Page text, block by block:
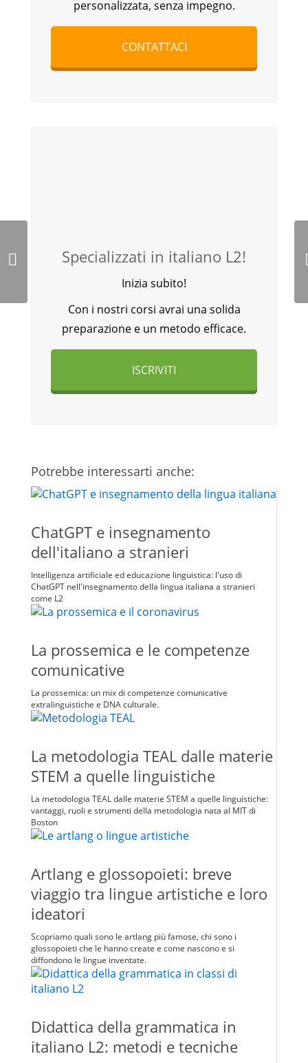
personalizzata, senza impegno.
CONTATTACI
Specializzati in italiano L2!
Inizia subito!
Con i nostri corsi avrai una solida
preparazione e un metodo efficace.
ISCRIVITI
Potrebbe interessarti anche:
ChatGPT e insegnamento
dell'italiano a stranieri
Intelligenza artificiale ed educazione linguistica: l'uso di
ChatGPT nell'insegnamento della lingua italiana a stranieri
come L2
La prossemica e le competenze
comunicative
La prossemica: un mix di competenze comunicative
extralinguistiche e DNA culturale.
La metodologia TEAL dalle materie
STEM a quelle linguistiche
La metodologia TEAL dalle materie STEM a quelle linguistiche:
vantaggi, ruoli e strumenti della metodologia nata al MIT di
Boston
Artlang e glossopoieti: breve
viaggio tra lingue artistiche e loro
ideatori
Scopriamo quali sono le artlang più famose, chi sono i
glossopoieti che le hanno create e come nascono e si
diffondono le lingue inventate.
Didattica della grammatica in
italiano L2: metodi e tecniche